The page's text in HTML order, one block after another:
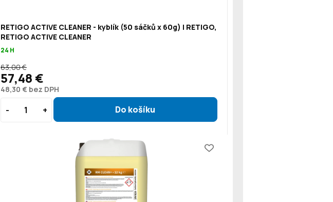
RETIGO ACTIVE CLEANER - kyblík (50 sáčků x 60g) | RETIGO,
RETIGO ACTIVE CLEANER
24 H
48,30 € bez DPH
63,00 €
57,48 €